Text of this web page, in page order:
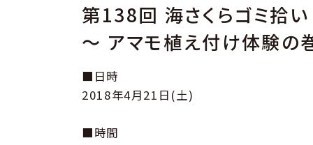
第138回 海さくらゴミ拾い
〜 アマモ植え付け体験の
■日時
2018年4月21日(土)
■時間